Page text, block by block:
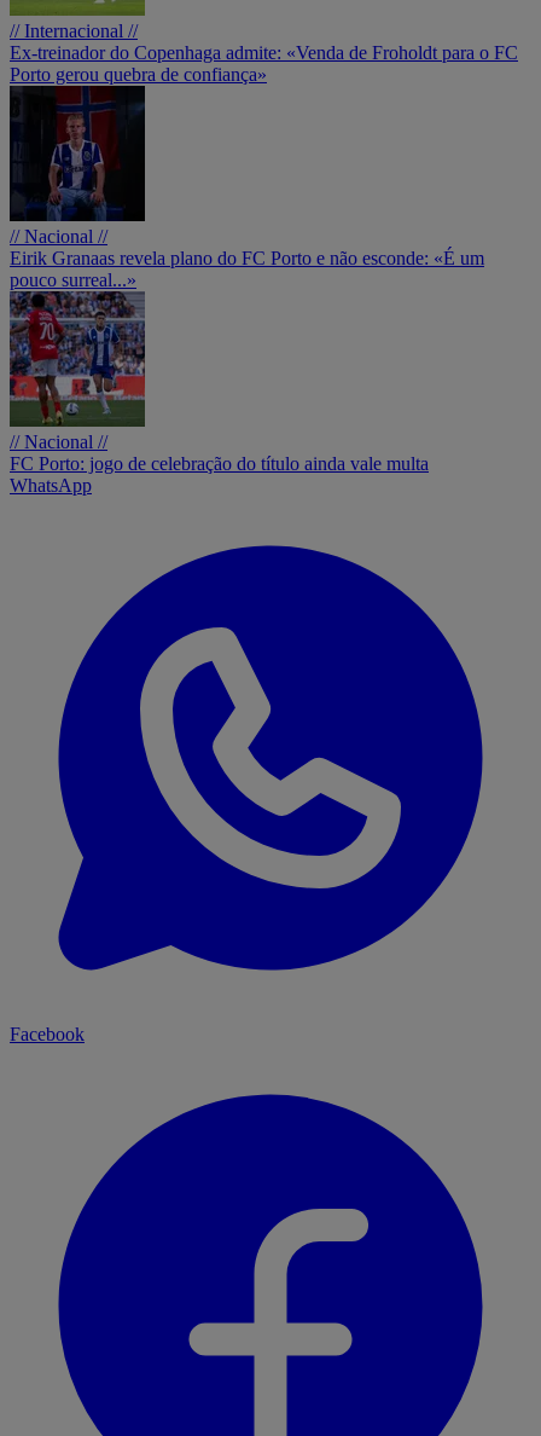
// Internacional //
Ex-treinador do Copenhaga admite: «Venda de Froholdt para o FC
Porto gerou quebra de confiança»
// Nacional //
Eirik Granaas revela plano do FC Porto e não esconde: «É um
pouco surreal...»
// Nacional //
FC Porto: jogo de celebração do título ainda vale multa
WhatsApp
Facebook